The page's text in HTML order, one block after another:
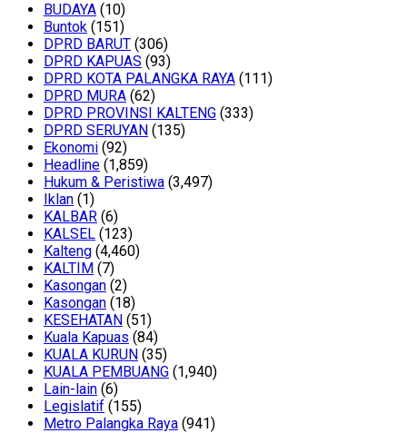
BUDAYA (10)
Buntok (151)
DPRD BARUT (306)
DPRD KAPUAS (93)
DPRD KOTA PALANGKA RAYA (111)
DPRD MURA (62)
DPRD PROVINSI KALTENG (333)
DPRD SERUYAN (135)
Ekonomi (92)
Headline (1,859)
Hukum & Peristiwa (3,497)
Iklan (1)
KALBAR (6)
KALSEL (123)
Kalteng (4,460)
KALTIM (7)
Kasongan (2)
Kasongan (18)
KESEHATAN (51)
Kuala Kapuas (84)
KUALA KURUN (35)
KUALA PEMBUANG (1,940)
Lain-lain (6)
Legislatif (155)
Metro Palangka Raya (941)